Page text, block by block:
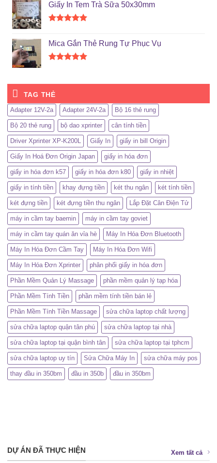
5 sao
Giấy In Tem Trà Sữa 50x30mm
5 sao
Mica Gắn Thẻ Rung Tự Phục Vụ
5 sao
TAG THẺ
Adapter 12V-2a Adapter 24V-2a Bộ 16 thẻ rung
Bộ 20 thẻ rung bộ dao xprinter cân tính tiền
Driver Xprinter XP-K200L Giấy In giấy in bill Origin
Giấy In Hoá Đơn Origin Japan giấy in hóa đơn
giấy in hóa đơn k57 giấy in hóa đơn k80 giấy in nhiệt
giấy in tính tiền khay đựng tiền két thu ngân két tính tiền
két đựng tiền két đựng tiền thu ngân Lắp Đặt Cân Điện Tử
máy in cầm tay baemin máy in cầm tay goviet
máy in cầm tay quán ăn vỉa hè Máy In Hóa Đơn Bluetooth
Máy In Hóa Đơn Cầm Tay Máy In Hóa Đơn Wifi
Máy In Hóa Đơn Xprinter phân phối giấy in hóa đơn
Phần Mềm Quản Lý Massage phần mềm quản lý tạp hóa
Phần Mềm Tính Tiền phần mềm tính tiền bán lẻ
Phần Mềm Tính Tiền Massage sửa chữa laptop chất lượng
sửa chữa laptop quận tân phú sửa chữa laptop tại nhà
sửa chữa laptop tại quận bình tân sửa chữa laptop tại tphcm
sửa chữa laptop uy tín Sửa Chữa Máy In sửa chữa máy pos
thay đầu in 350bm đầu in 350b đầu in 350bm
DỰ ÁN ĐÃ THỰC HIỆN Xem tất cả